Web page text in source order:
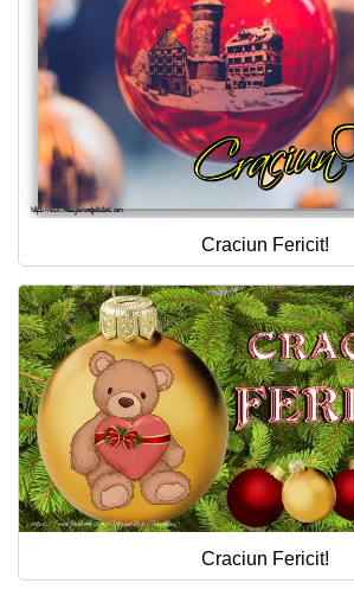
Craciun Fericit!
Craciun Fericit!